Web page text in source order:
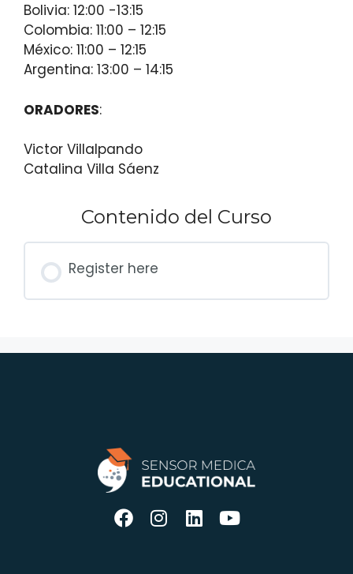
Bolivia: 12:00 -13:15
Colombia: 11:00 – 12:15
México: 11:00 – 12:15
Argentina: 13:00 – 14:15
ORADORES:
Victor Villalpando
Catalina Villa Sáenz
Contenido del Curso
Register here